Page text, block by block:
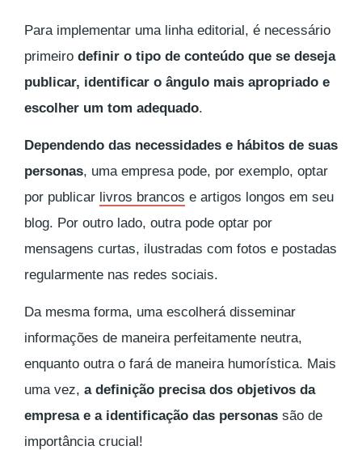
Para implementar uma linha editorial, é necessário
primeiro definir o tipo de conteúdo que se deseja
publicar, identificar o ângulo mais apropriado e
escolher um tom adequado.
Dependendo das necessidades e hábitos de suas
personas, uma empresa pode, por exemplo, optar
por publicar livros brancos e artigos longos em seu
blog. Por outro lado, outra pode optar por
mensagens curtas, ilustradas com fotos e postadas
regularmente nas redes sociais.
Da mesma forma, uma escolherá disseminar
informações de maneira perfeitamente neutra,
enquanto outra o fará de maneira humorística. Mais
uma vez, a definição precisa dos objetivos da
empresa e a identificação das personas são de
importância crucial!